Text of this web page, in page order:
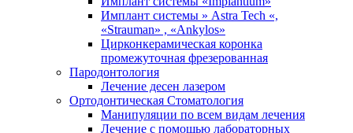
Имплант системы » Astra Tech «,
«Strauman» , «Ankylos»
Цирконкерамическая коронка
промежуточная фрезерованная
Пародонтология
Лечение десен лазером
Ортодонтическая Стоматология
Манипуляции по всем видам лечения
Лечение с помощью лабораторных